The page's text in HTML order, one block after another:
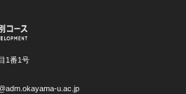
1番1号
u.ac.jp